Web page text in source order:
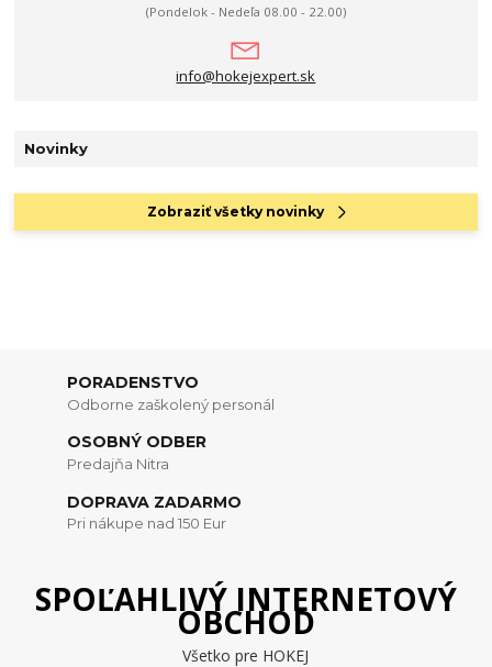
(Pondelok - Nedeľa 08.00 - 22.00)
info@hokejexpert.sk
Novinky
Zobraziť všetky novinky
PORADENSTVO
Odborne zaškolený personál
OSOBNÝ ODBER
Predajňa Nitra
DOPRAVA ZADARMO
Pri nákupe nad 150 Eur
SPOĽAHLIVÝ INTERNETOVÝ
OBCHOD
Všetko pre HOKEJ